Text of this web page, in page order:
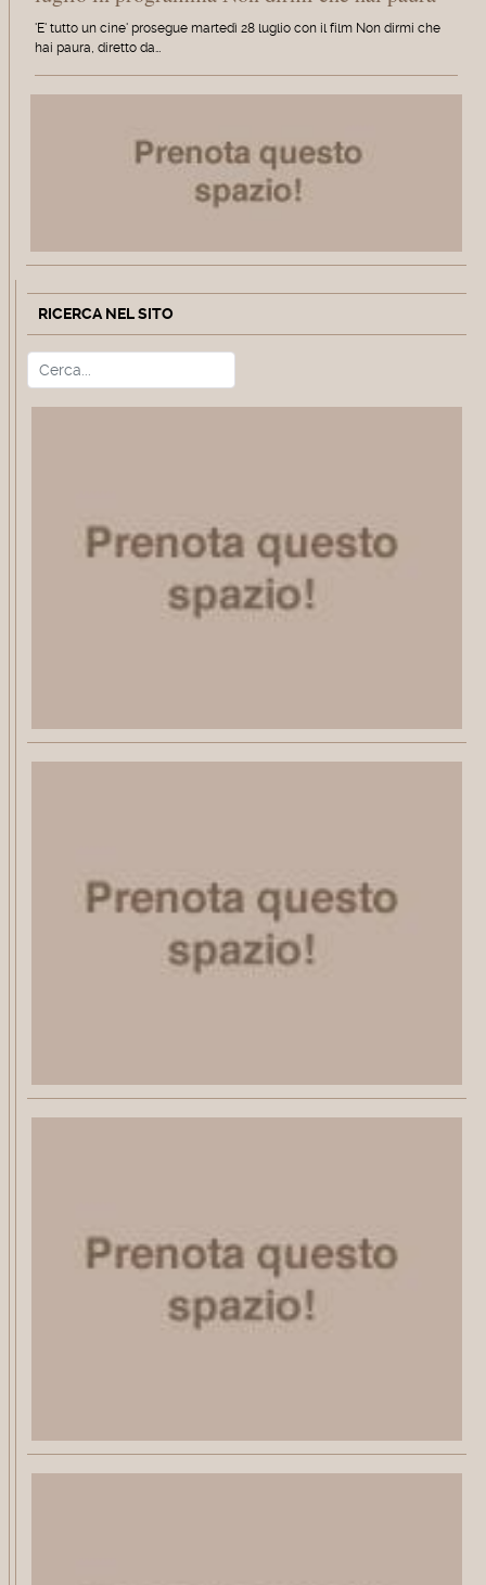
'E' tutto un cine' prosegue martedì 28 luglio con il film Non dirmi che
hai paura, diretto da…
RICERCA NEL SITO
Cerca Type 2 or more characters for